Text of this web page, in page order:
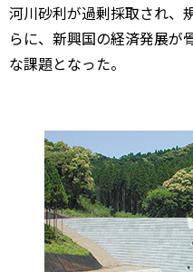
河川砂利が過剰採取され、
らに、新興国の経済発展が
な課題となった。